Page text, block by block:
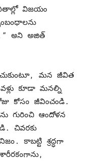
విజయం
అని అజిత్
మన జీవిత
కూడా మనల్ని
కోసం జీవించండి.
గురించి ఆందోళన
చివరకు
కాబట్టి శ్రద్ధగా